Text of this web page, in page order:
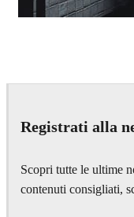
Registrati alla
Scopri tutte le ultime
contenuti consigliati,